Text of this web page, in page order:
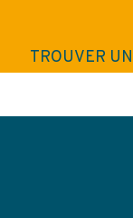
TROUVER